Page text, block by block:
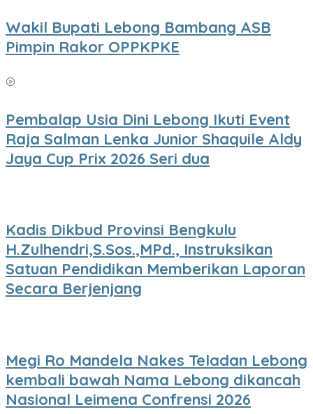
Wakil Bupati Lebong Bambang ASB
Pimpin Rakor OPPKPKE
Pembalap Usia Dini Lebong Ikuti Event
Raja Salman Lenka Junior Shaquile Aldy
Jaya Cup Prix 2026 Seri dua
Kadis Dikbud Provinsi Bengkulu
H.Zulhendri,S.Sos.,MPd., Instruksikan
Satuan Pendidikan Memberikan Laporan
Secara Berjenjang
Megi Ro Mandela Nakes Teladan Lebong
kembali bawah Nama Lebong dikancah
Nasional Leimena Confrensi 2026